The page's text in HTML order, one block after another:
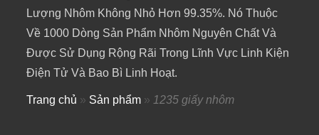
Lượng Nhôm Không Nhỏ Hơn 99.35%. Nó Thuộc
Về 1000 Dòng Sản Phẩm Nhôm Nguyên Chất Và
Được Sử Dụng Rộng Rãi Trong Lĩnh Vực Linh Kiện
Điện Tử Và Bao Bì Linh Hoạt.
Trang chủ » Sản phẩm » 1235 giấy nhôm